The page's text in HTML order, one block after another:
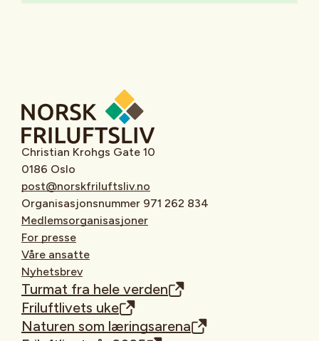
Christian Krohgs Gate 10
0186 Oslo
post@norskfriluftsliv.no
Organisasjonsnummer 971 262 834
Medlemsorganisasjoner
For presse
Våre ansatte
Nyhetsbrev
Turmat fra hele verden
Friluftlivets uke
Naturen som læringsarena